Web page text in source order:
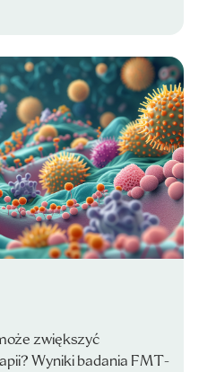
zwiększyć
Wyniki badania FMT-